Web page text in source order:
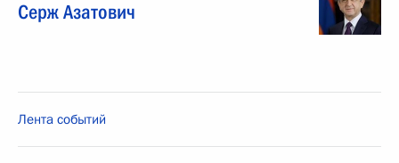
Серж Азатович
Лента событий